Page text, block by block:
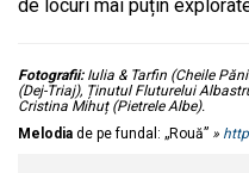
de locuri mai puțin
Fotografii:Iulia & Tarfin (Cheile
(Dej-Triaj), Ținutul Fluturelui
Cristina Mihuț (Pietrele Albe).
Melodia de pe fundal: „Rouă” »